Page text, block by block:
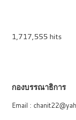
1,717,555 hits
กองบรรณาธิการ
Email :